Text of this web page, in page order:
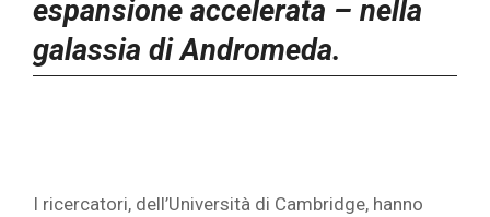
espansione accelerata – nella
galassia di Andromeda.
I ricercatori, dell’Università di Cambridge, hanno